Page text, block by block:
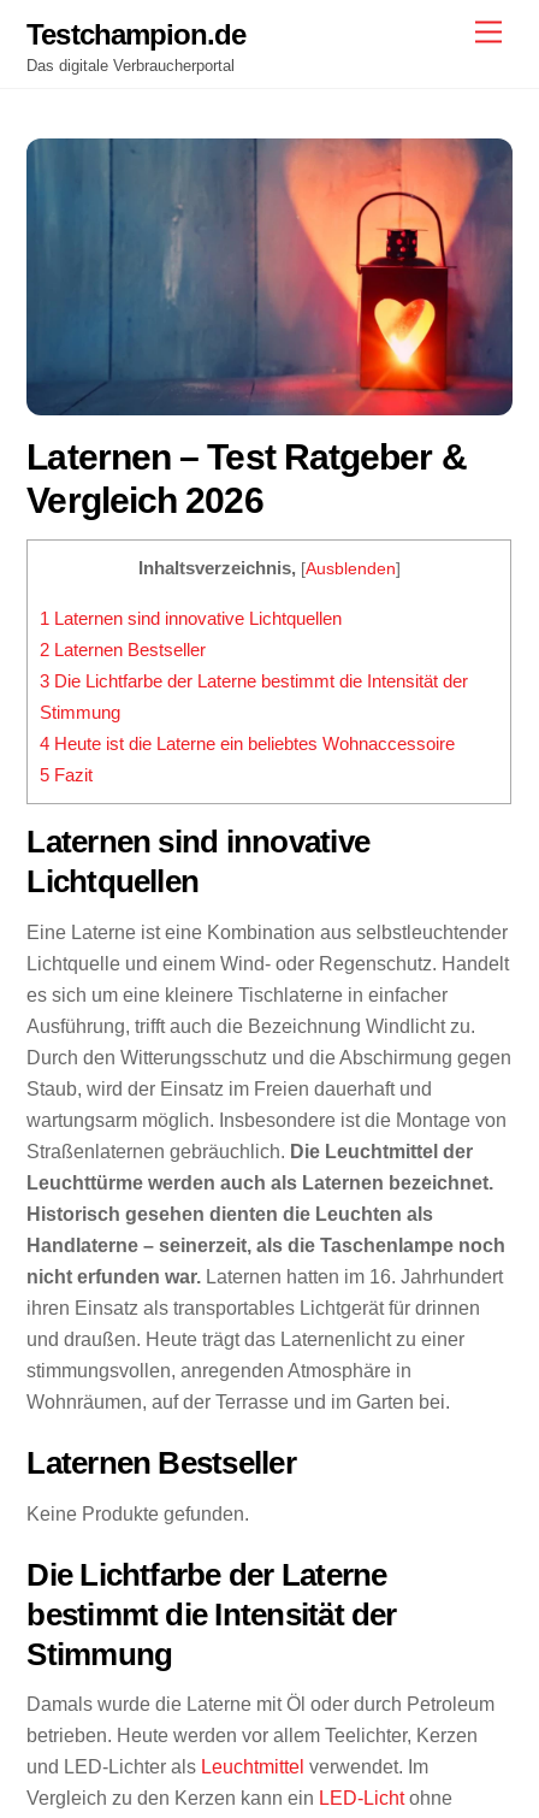
content
Testchampion.de
Das digitale Verbraucherportal
Laternen– Test Ratgeber &
Vergleich 2026
Inhaltsverzeichnis, [Ausblenden]
1 Laternen sind innovative Lichtquellen
2 Laternen Bestseller
3 Die Lichtfarbe der Laterne bestimmt die Intensität der
Stimmung
4 Heute ist die Laterne ein beliebtes Wohnaccessoire
5 Fazit
Laternen sind innovative
Lichtquellen
Eine Laterne ist eine Kombination aus selbstleuchtender
Lichtquelle und einem Wind- oder Regenschutz. Handelt
es sich um eine kleinere Tischlaterne in einfacher
Ausführung, trifft auch die Bezeichnung Windlicht zu.
Durch den Witterungsschutz und die Abschirmung gegen
Staub, wird der Einsatz im Freien dauerhaft und
wartungsarm möglich. Insbesondere ist die Montage von
Straßenlaternen gebräuchlich. Die Leuchtmittel der
Leuchttürme werden auch als Laternen bezeichnet.
Historisch gesehen dienten die Leuchten als
Handlaterne – seinerzeit, als die Taschenlampe noch
nicht erfunden war. Laternen hatten im 16. Jahrhundert
ihren Einsatz als transportables Lichtgerät für drinnen
und draußen. Heute trägt das Laternenlicht zu einer
stimmungsvollen, anregenden Atmosphäre in
Wohnräumen, auf der Terrasse und im Garten bei.
Laternen Bestseller
Keine Produkte gefunden.
Die Lichtfarbe der Laterne
bestimmt die Intensität der
Stimmung
Damals wurde die Laterne mit Öl oder durch Petroleum
betrieben. Heute werden vor allem Teelichter, Kerzen
und LED-Lichter als Leuchtmittel verwendet. Im
Vergleich zu den Kerzen kann ein LED-Lichtohne